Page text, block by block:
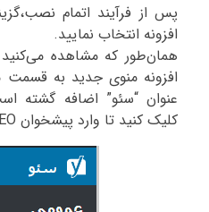
پس از فرآیند اتمام
افزونه انتخاب نمایید.
همان‌طور که مشاهده
افزونه منوی جدید به
عنوان “سئو” اضافه گشته
کلیک کنید تا وارد پیشخوان Yoast SEO شوید.